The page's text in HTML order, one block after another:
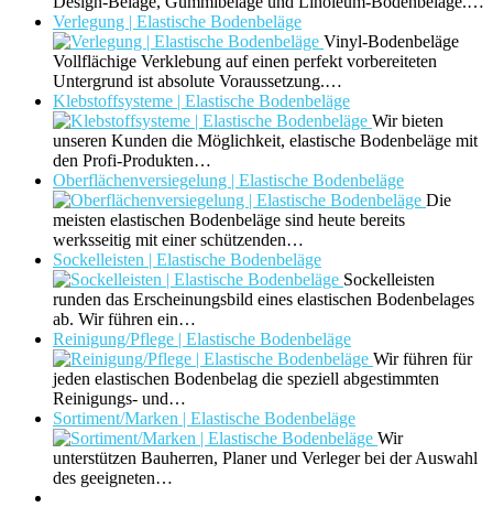
Verlegung | Elastische Bodenbeläge
Vinyl-Bodenbeläge
Vollflächige Verklebung auf einen perfekt vorbereiteten
Untergrund ist absolute Voraussetzung.…
Klebstoffsysteme | Elastische Bodenbeläge
Wir bieten
unseren Kunden die Möglichkeit, elastische Bodenbeläge mit
den Profi-Produkten…
Oberflächenversiegelung | Elastische Bodenbeläge
Die
meisten elastischen Bodenbeläge sind heute bereits
werksseitig mit einer schützenden…
Sockelleisten | Elastische Bodenbeläge
Sockelleisten
runden das Erscheinungsbild eines elastischen Bodenbelages
ab. Wir führen ein…
Reinigung/Pflege | Elastische Bodenbeläge
Wir führen für
jeden elastischen Bodenbelag die speziell abgestimmten
Reinigungs- und…
Sortiment/Marken | Elastische Bodenbeläge
Wir
unterstützen Bauherren, Planer und Verleger bei der Auswahl
des geeigneten…